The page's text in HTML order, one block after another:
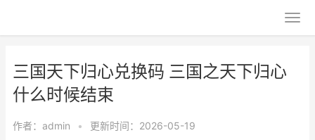
三国天下归心兑换码 三国之天下归心
什么时候结束
作者： admin • 更新时间：2026-05-19